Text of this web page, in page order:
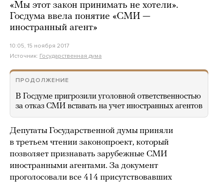
«Мы этот закон принимать не хотели».
Госдума ввела понятие «СМИ —
иностранный агент»
10:05, 15 ноября 2017
Источник: Государственная дума
ПРОДОЛЖЕНИЕ
В Госдуме пригрозили уголовной ответственностью
за отказ СМИ вставать на учет иностранных агентов
Депутаты Государственной думы приняли
в третьем чтении законопроект, который
позволяет признавать зарубежные СМИ
иностранными агентами. За документ
проголосовали все 414 присутствовавших